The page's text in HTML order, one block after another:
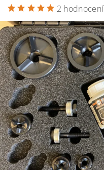
2 hodnocení